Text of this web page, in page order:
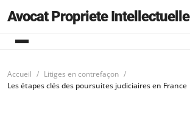
Avocat Propriete Intellectuelle
Accueil
Litiges en contrefaçon
Les étapes clés des poursuites judiciaires en France